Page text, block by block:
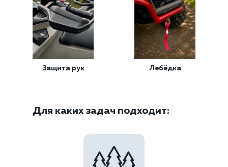
Лебёдка
Защита рук
Для каких задач подходит: